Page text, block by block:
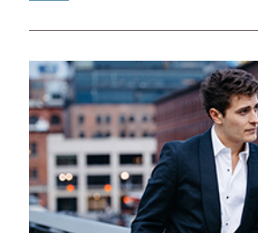
opera’s tekenen het Radio